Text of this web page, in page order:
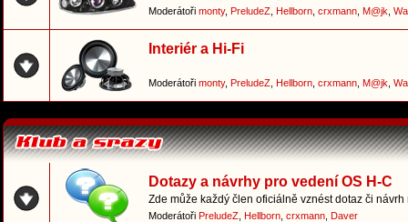
Moderátoři monty, PreludeZ Hellborn crxmann M@jk
Interiér a Hi-Fi
Moderátoři monty, PreludeZ Hellborn crxmann M@jk
Dotazy a návrhy pro vedení OS H-C
Zde může každý člen oficiálně vznést dotaz či
Moderátoři PreludeZ Hellborn crxmann Daver